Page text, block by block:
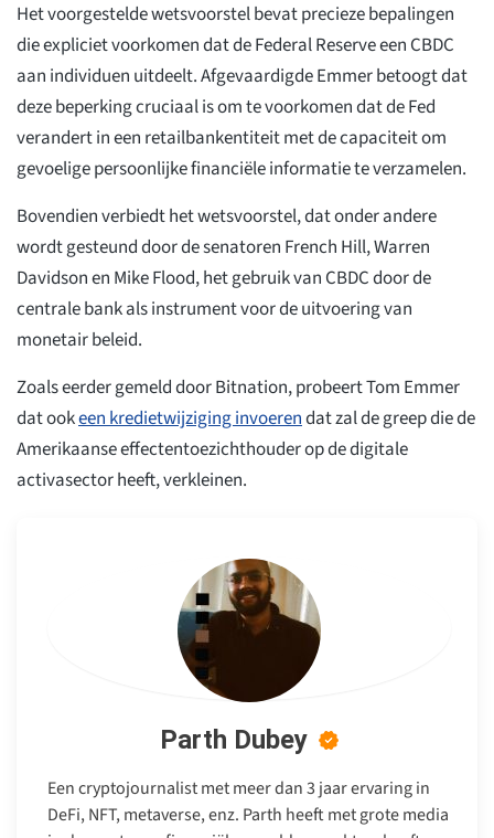
Het voorgestelde wetsvoorstel bevat precieze bepalingen
die expliciet voorkomen dat de Federal Reserve een CBDC
aan individuen uitdeelt. Afgevaardigde Emmer betoogt dat
deze beperking cruciaal is om te voorkomen dat de Fed
verandert in een retailbankentiteit met de capaciteit om
gevoelige persoonlijke financiële informatie te verzamelen.
Bovendien verbiedt het wetsvoorstel, dat onder andere
wordt gesteund door de senatoren French Hill, Warren
Davidson en Mike Flood, het gebruik van CBDC door de
centrale bank als instrument voor de uitvoering van
monetair beleid.
Zoals eerder gemeld door Bitnation, probeert Tom Emmer
dat ookeen kredietwijziging invoerendat zal de greep die de
Amerikaanse effectentoezichthouder op de digitale
activasector heeft, verkleinen.
Parth Dubey
Een cryptojournalist met meer dan 3 jaar ervaring in
DeFi, NFT, metaverse, enz. Parth heeft met grote media